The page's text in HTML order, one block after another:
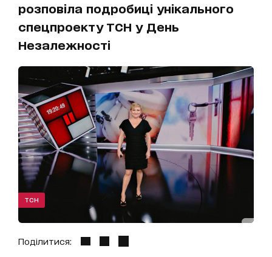
розповіла подробиці унікального
спецпроекту ТСН у День
Незалежності
ТСН
Поділитися: